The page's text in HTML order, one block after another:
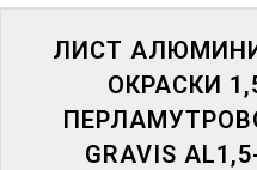
ПАНЕЛИ
ЛИСТ
ОКРАСКИ
GRAVIS